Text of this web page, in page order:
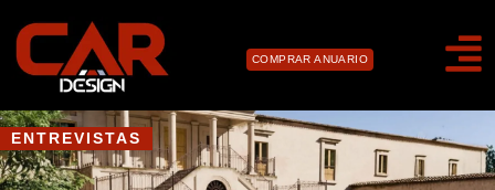
COMPRAR ANUARIO
ENTREVISTAS